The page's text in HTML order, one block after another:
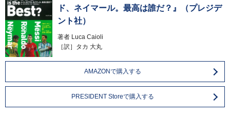
ド、ネイマール。最高は誰だ？』（プレジデ
ント社）
著者 Luca Caioli
［訳］タカ 大丸
AMAZONで購入する
PRESIDENT Storeで購入する